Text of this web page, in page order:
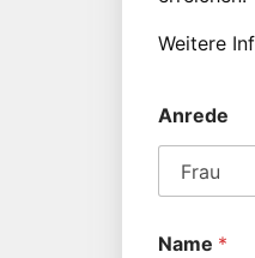
Weitere
Anrede
Name *